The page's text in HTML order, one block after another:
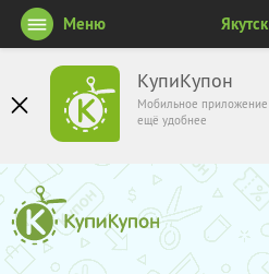
КупиКупон
Мобильное приложение
ещё удобнее
Меню Якутск